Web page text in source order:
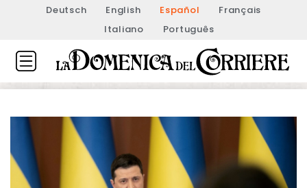
Deutsch English Español
Français
Italiano
Português